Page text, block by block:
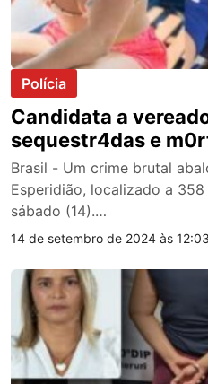
Polícia
Candidata a
sequestr4das e
Brasil - Um crime brutal
Esperidião, localizado a
sábado (14).…
14 de setembro de 2024 às 12:03